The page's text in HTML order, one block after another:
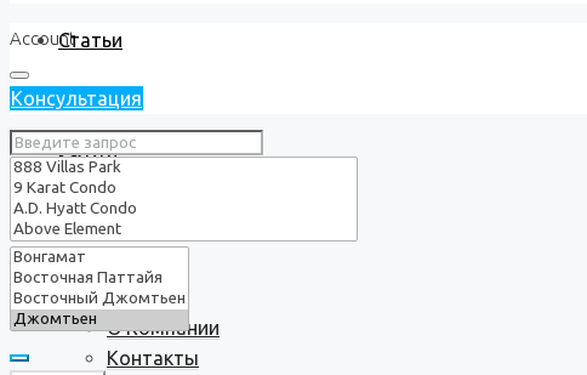
Статьи
Услуги
О нас
О Компании
Контакты
Account
Консультация